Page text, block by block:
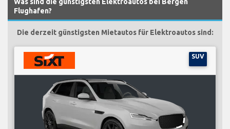
Flughafen?
Die derzeit günstigsten Mietautos für Elektroautos sind:
SUV